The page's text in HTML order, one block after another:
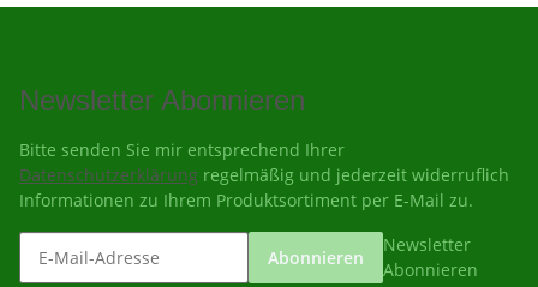
Newsletter Abonnieren
Bitte senden Sie mir entsprechend Ihrer
Datenschutzerklärung regelmäßig und jederzeit widerruflich
Informationen zu Ihrem Produktsortiment per E-Mail zu.
Abonnieren
Newsletter
Abonnieren